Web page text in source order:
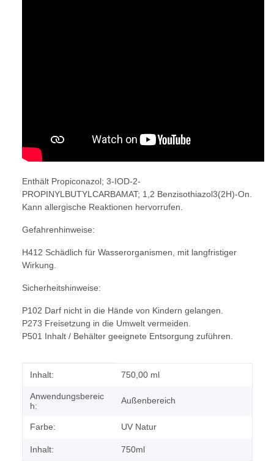
Enthält Propiconazol; 3-IOD-2-
PROPINYLBUTYLCARBAMAT; 1,2 Benzisothiazol3(2H)-On.
Kann allergische Reaktionen hervorrufen.
Gefahrenhinweise:
H412 Schädlich für Wasserorganismen, mit langfristiger
Wirkung.
Sicherheitshinweise:
P102 Darf nicht in die Hände von Kindern gelangen.
P273 Freisetzung in die Umwelt vermeiden.
P501 Inhalt / Behälter geeignete Entsorgung zuführen.
Produkteigenschaft
Wert
Inhalt: 750,00 ml
Anwendungsbereic
h:
Außenbereich
Farbe: UV Natur
Inhalt: 750ml